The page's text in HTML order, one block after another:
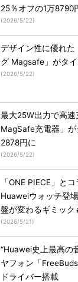
25％オフの1万8790
(2026/5/22)
デザイン性に優れ
グ Magsafe」がタ
(2026/5/22)
最大25W出力で高速
MagSafe充電器」
2878円に
(2026/5/22)
「ONE PIECE」と
Huaweiウォッチ登
盤が変わるギミック
(2026/5/21)
“Huawei史上最高の
ヤフォン「
ドライバー搭載